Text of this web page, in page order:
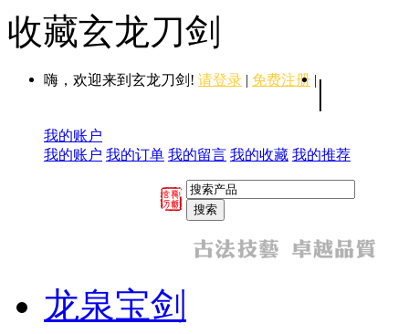
收藏玄龙刀剑
嗨，欢迎来到玄龙刀剑! 请登录 | 免费注册 | |
我的账户
我的账户 我的订单 我的留言 我的收藏 我的推荐
龙泉宝剑